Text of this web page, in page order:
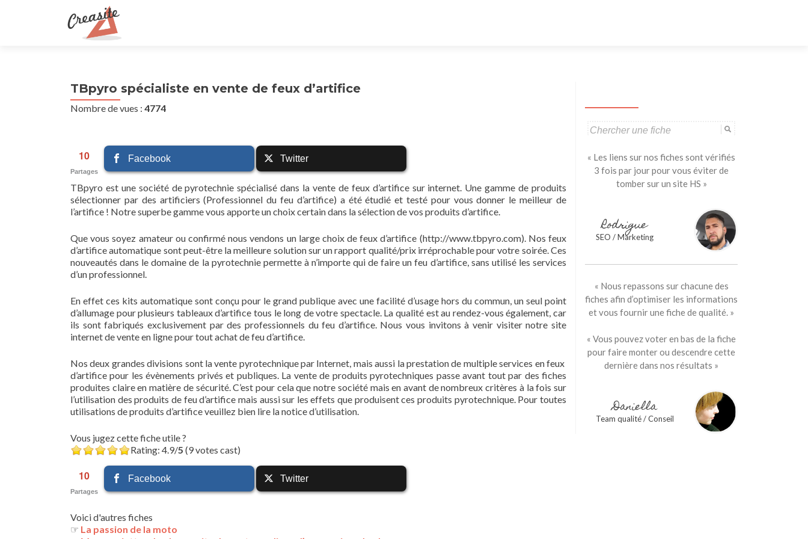
TBpyro spécialiste en vente de feux d’artifice
Nombre de vues : 4774
10
Partages
Facebook Twitter
TBpyro est une société de pyrotechnie spécialisé dans la vente de feux d’artifice sur internet. Une gamme de produits
sélectionner par des artificiers (Professionnel du feu d’artifice) a été étudié et testé pour vous donner le meilleur de
l’artifice ! Notre superbe gamme vous apporte un choix certain dans la sélection de vos produits d’artifice.
Que vous soyez amateur ou confirmé nous vendons un large choix de feux d’artifice (http://www.tbpyro.com). Nos feux
d’artifice automatique sont peut-être la meilleure solution sur un rapport qualité/prix irréprochable pour votre soirée. Ces
nouveautés dans le domaine de la pyrotechnie permette à n’importe qui de faire un feu d’artifice, sans utilisé les services
d’un professionnel.
En effet ces kits automatique sont conçu pour le grand publique avec une facilité d’usage hors du commun, un seul point
d’allumage pour plusieurs tableaux d’artifice tous le long de votre spectacle. La qualité est au rendez-vous également, car
ils sont fabriqués exclusivement par des professionnels du feu d’artifice. Nous vous invitons à venir visiter notre site
internet de vente en ligne pour tout achat de feu d’artifice.
Nos deux grandes divisions sont la vente pyrotechnique par Internet, mais aussi la prestation de multiple services en feux
d’artifice pour les évènements privés et publiques. La vente de produits pyrotechniques passe avant tout par des fiches
produites claire en matière de sécurité. C’est pour cela que notre société mais en avant de nombreux critères à la fois sur
l’utilisation des produits de feu d’artifice mais aussi sur les effets que produisent ces produits pyrotechnique. Pour toutes
utilisations de produits d’artifice veuillez bien lire la notice d’utilisation.
Vous jugez cette fiche utile ?
Rating: 4.9/5 (9 votes cast)
10
Partages
Facebook Twitter
Voici d'autres fiches
☞ La passion de la moto
Search
« Les liens sur nos fiches sont vérifiés
3 fois par jour pour vous éviter de
tomber sur un site HS »
Rodrigue
SEO / Marketing
« Nous repassons sur chacune des
fiches afin d’optimiser les informations
et vous fournir une fiche de qualité. »
« Vous pouvez voter en bas de la fiche
pour faire monter ou descendre cette
dernière dans nos résultats »
Daniella
Team qualité / Conseil